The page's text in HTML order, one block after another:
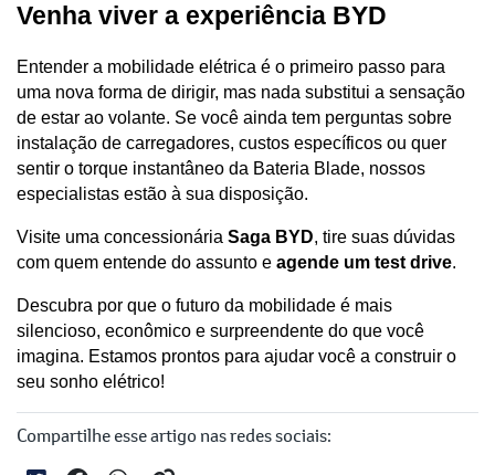
Venha viver a experiência BYD
Entender a mobilidade elétrica é o primeiro passo para
uma nova forma de dirigir, mas nada substitui a sensação
de estar ao volante. Se você ainda tem perguntas sobre
instalação de carregadores, custos específicos ou quer
sentir o torque instantâneo da Bateria Blade, nossos
especialistas estão à sua disposição.
Visite uma concessionária Saga BYD, tire suas dúvidas
com quem entende do assunto e agende um test drive.
Descubra por que o futuro da mobilidade é mais
silencioso, econômico e surpreendente do que você
imagina. Estamos prontos para ajudar você a construir o
seu sonho elétrico!
Compartilhe esse artigo nas redes sociais: